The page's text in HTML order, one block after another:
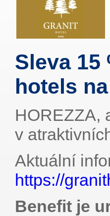
Sleva 15
hotels
HOREZZA,
v
Aktuální
https://
Benefit je